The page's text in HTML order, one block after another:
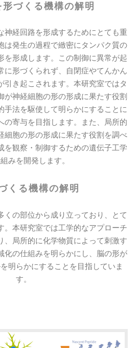
づくる機構の解明
神経回路を形成するためにとても重
は発生の過程で緻密にタンパク質の
を形成します。この制御に異常が起
に形づくられず、自閉症やてんかん
引き起こされます。本研究室ではタ
が神経細胞の形の形成に果たす役割
手法を駆使して明らかにすることに
の寄与を目指します。また、局所的
細胞の形の形成に果たす役割を調べ
を観察・制御するための遺伝子工学
みを開発します。
くる機構の解明
くの部位から成り立っており、とて
。本研究室では工学的なアプローチ
、局所的に化学物質によって刺激す
化の仕組みを明らかにし、脳の形が
明らかにすることを目指していま
す。